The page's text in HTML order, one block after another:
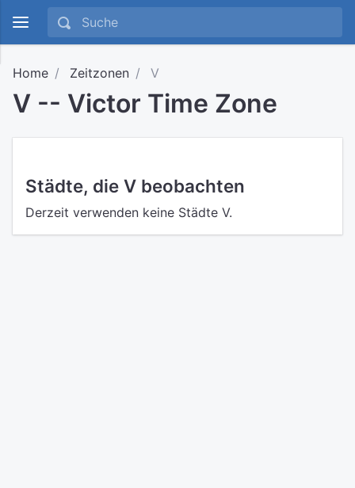
Home Zeitzonen V
V -- Victor Time Zone
Städte, die V beobachten
Derzeit verwenden keine Städte V.